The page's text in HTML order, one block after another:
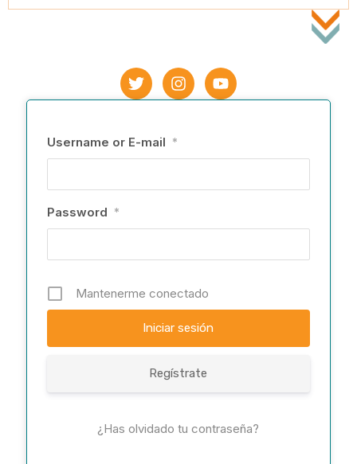
Username or E-mail *
Password *
Mantenerme conectado
Regístrate
¿Has olvidado tu contraseña?